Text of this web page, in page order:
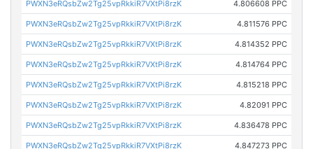
PWXN3eRQsbZw2Tg25vpRkkiR7VXtPi8rzK 4.806608 PPC
PWXN3eRQsbZw2Tg25vpRkkiR7VXtPi8rzK 4.811576 PPC
PWXN3eRQsbZw2Tg25vpRkkiR7VXtPi8rzK 4.814352 PPC
PWXN3eRQsbZw2Tg25vpRkkiR7VXtPi8rzK 4.814764 PPC
PWXN3eRQsbZw2Tg25vpRkkiR7VXtPi8rzK 4.815218 PPC
PWXN3eRQsbZw2Tg25vpRkkiR7VXtPi8rzK 4.82091 PPC
PWXN3eRQsbZw2Tg25vpRkkiR7VXtPi8rzK 4.836478 PPC
PWXN3eRQsbZw2Tg25vpRkkiR7VXtPi8rzK 4.847273 PPC